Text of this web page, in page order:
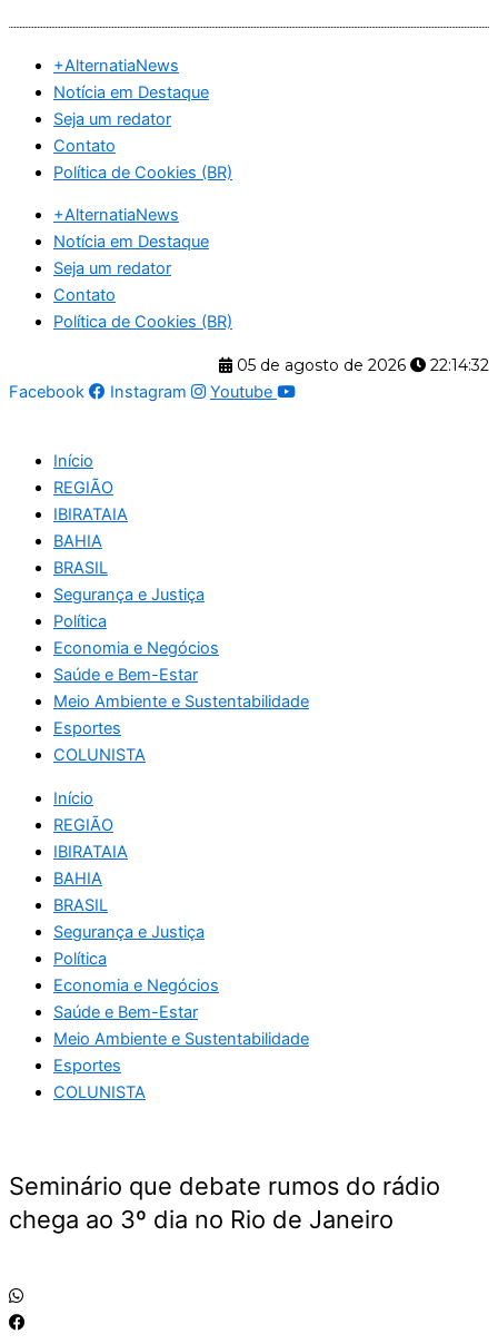
conteúdo
+AlternatiaNews
Notícia em Destaque
Seja um redator
Contato
Política de Cookies (BR)
+AlternatiaNews
Notícia em Destaque
Seja um redator
Contato
Política de Cookies (BR)
05 de agosto de 2026
22:14:32
Facebook
Instagram Youtube
Início
REGIÃO
IBIRATAIA
BAHIA
BRASIL
Segurança e Justiça
Política
Economia e Negócios
Saúde e Bem-Estar
Meio Ambiente e Sustentabilidade
Esportes
COLUNISTA
Início
REGIÃO
IBIRATAIA
BAHIA
BRASIL
Segurança e Justiça
Política
Economia e Negócios
Saúde e Bem-Estar
Meio Ambiente e Sustentabilidade
Esportes
COLUNISTA
Seminário que debate rumos do rádio
chega ao 3º dia no Rio de Janeiro